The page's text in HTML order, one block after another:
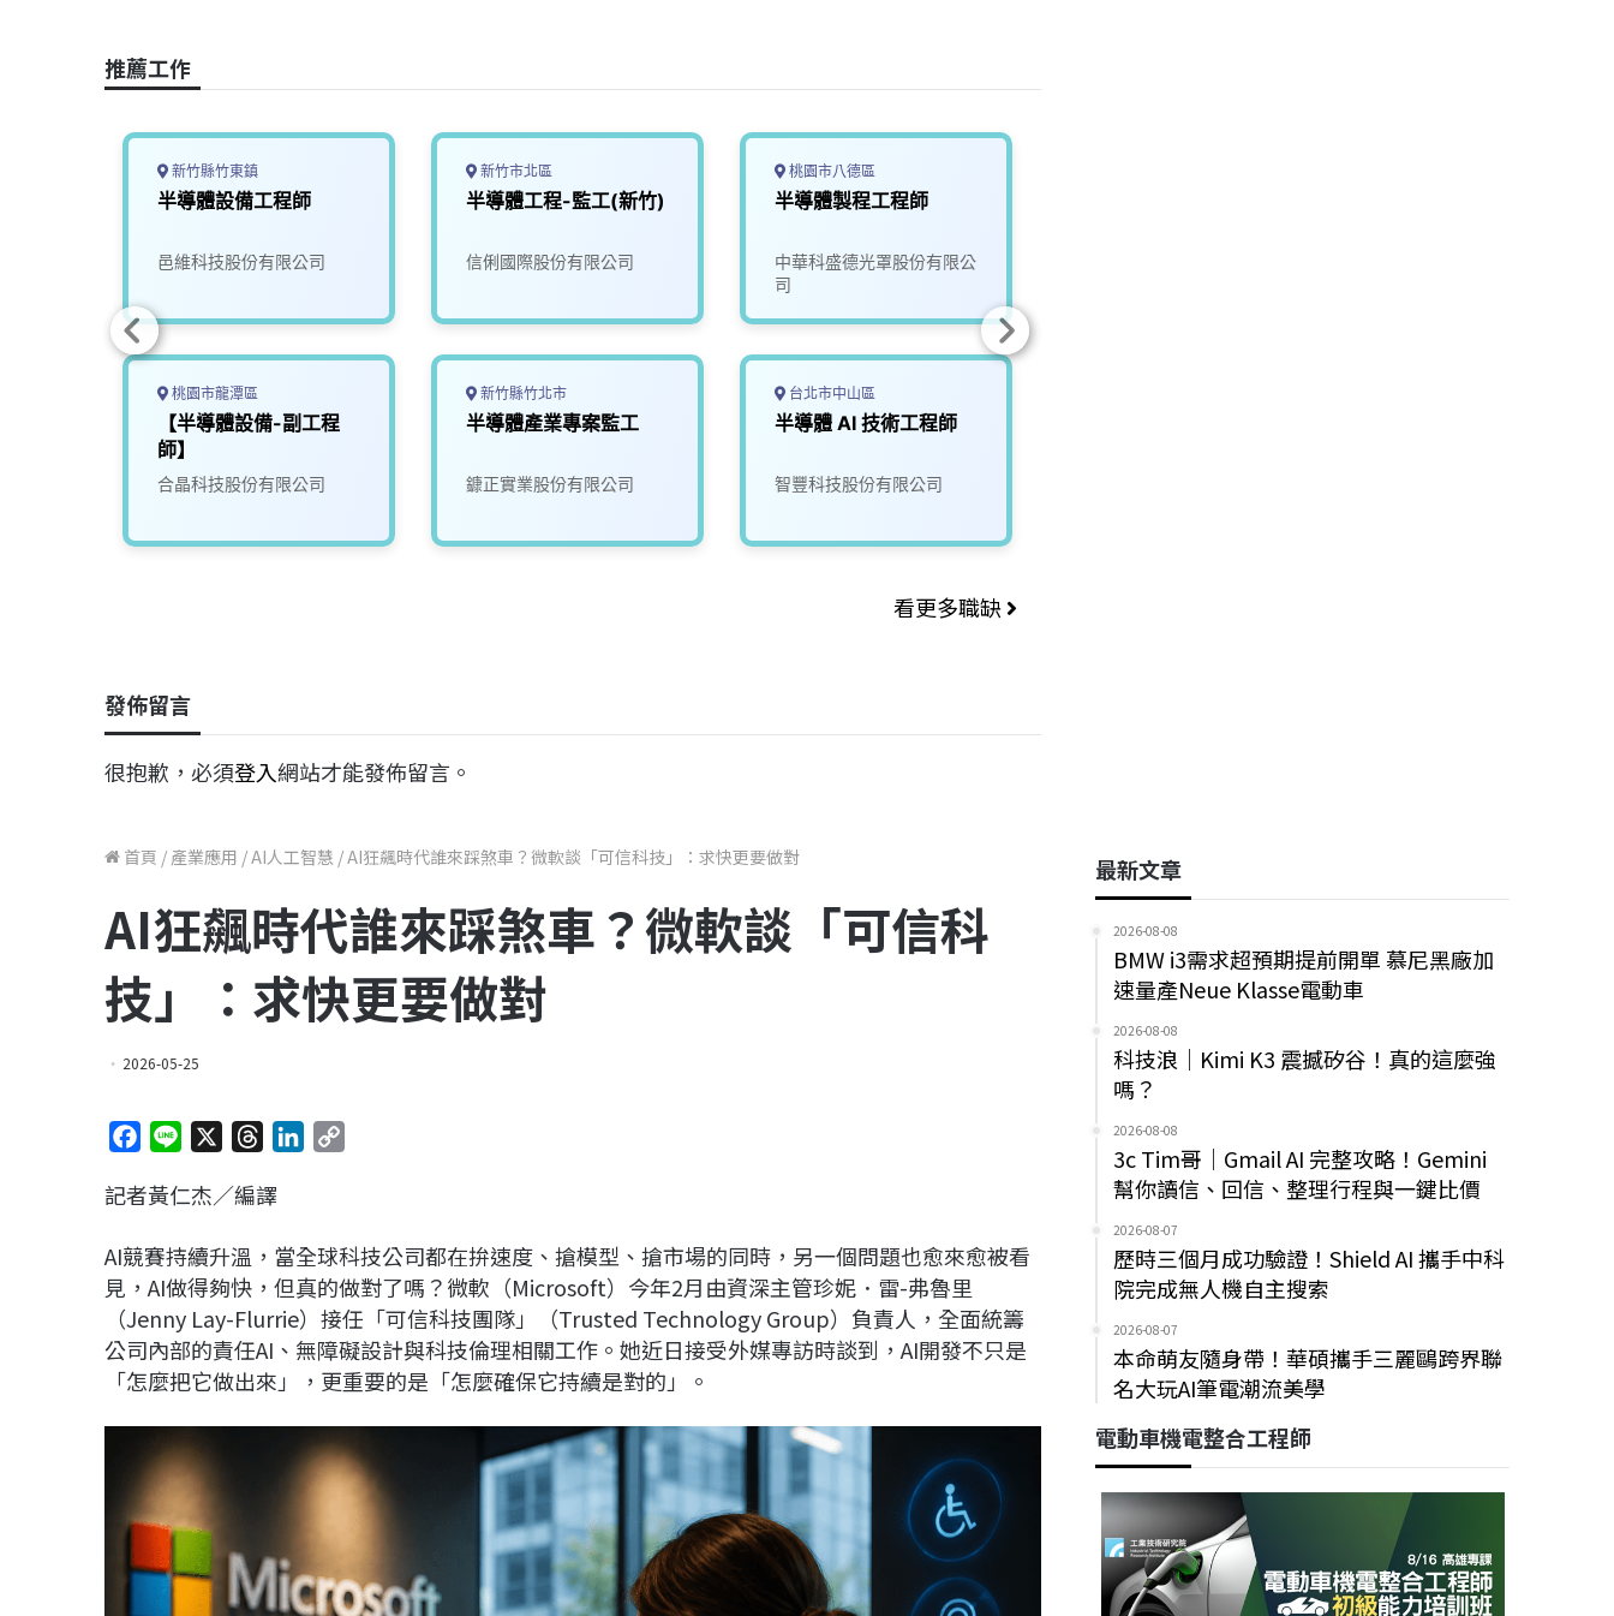
k
推薦工作
新竹縣竹東鎮
半導體設備工程師
邑維科技股份有限公司
桃園市龍潭區
【半導體設備-副工程
師】
合晶科技股份有限公司
新竹市北區
半導體工程-監工(新竹)
信俐國際股份有限公司
新竹縣竹北市
半導體產業專案監工
鏮正實業股份有限公司
桃園市八德區
半導體製程工程師
中華科盛德光罩股份有限公
司
台北市中山區
半導體 AI 技術工程師
智豐科技股份有限公司
看更多職缺
發佈留言
很抱歉，必須登入網站才能發佈留言。